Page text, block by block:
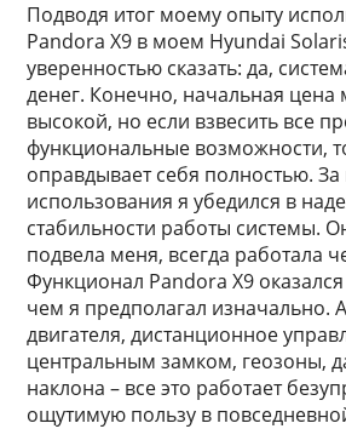
Подводя итог моему опыту
Pandora X9 в моем Hyundai
уверенностью сказать: да,
денег. Конечно, начальная цена
высокой, но если взвесить все
функциональные возможности,
оправдывает себя полностью.
использования я убедился в
стабильности работы системы.
подвела меня, всегда работала
Функционал Pandora X9
чем я предполагал изначально.
двигателя, дистанционное
центральным замком, геозоны,
наклона – все это работает
ощутимую пользу в